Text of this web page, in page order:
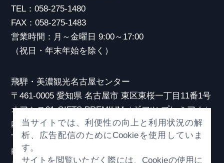
TEL：058-275-1480
FAX：058-275-1483
営業時間：月～金曜日 9:00～17:00
（祝日・年末年始を除く）
飛騨・美濃観光名古屋センター
〒461-0005 愛知県 名古屋市 東区東桜一丁目11番1号
オアシス21 GIFTS PREMIUM（ギフツ プレミアム）
内
TEL：052-253-6185
FAX：052-253-6186
当サイトでは、利便性の向上と利用状況の解
析、広告配信のためにCookieを使用していま
す。
サイトを閲覧いただく際には、Cookieの使用に